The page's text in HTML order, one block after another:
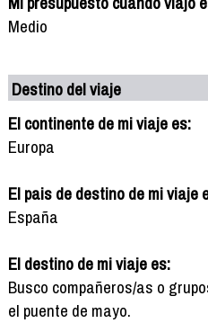
Medio
Destino del viaje
El continente de mi viaje es:
Europa
El pais de destino de mi viaje
España
El destino de mi viaje es:
Busco compañeros/as o
el puente de mayo.